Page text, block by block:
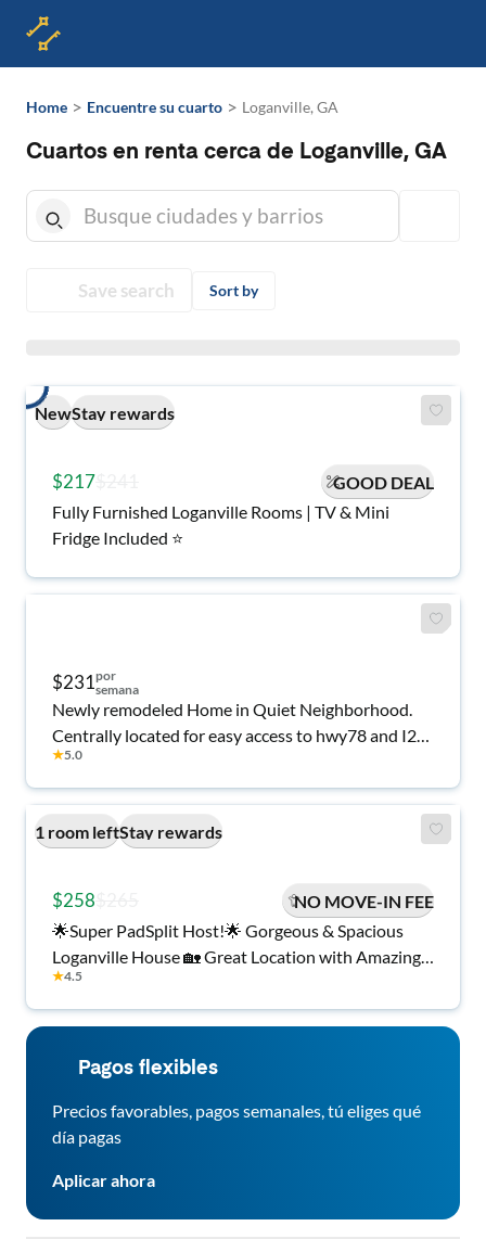
Home > Encuentre su cuarto > Loganville, GA
Cuartos en renta cerca de Loganville, GA
Save search Sort by
NewStay rewards
$217
GOOD DEAL
Fully Furnished Loganville Rooms | TV & Mini
Fridge Included ⭐
$231por
semana
Newly remodeled Home in Quiet Neighborhood.
Centrally located for easy access to hwy78 and I20.
5 minutes to a variety of shopping and dining.
★5.0
1 room leftStay rewards
$258
NO MOVE-IN FEE
🌟Super PadSplit Host!🌟 Gorgeous & Spacious
Loganville House 🏡 Great Location with Amazing
Amenities 🌳
★4.5
Pagos flexibles
Precios favorables, pagos semanales, tú eliges qué
día pagas
Aplicar ahora